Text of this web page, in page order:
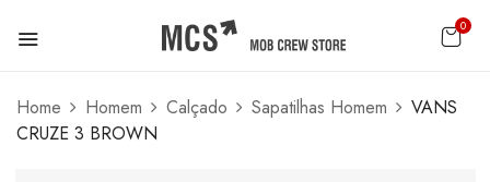
0
Home Homem Calçado Sapatilhas Homem
VANS
CRUZE 3 BROWN